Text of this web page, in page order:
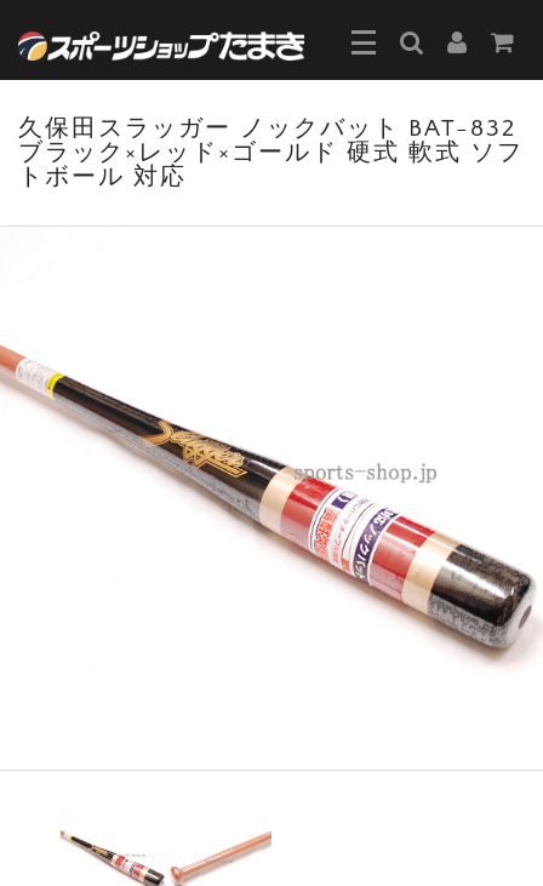
久保田スラッガー ノックバット BAT-832
ブラック×レッド×ゴールド 硬式 軟式 ソフ
トボール 対応